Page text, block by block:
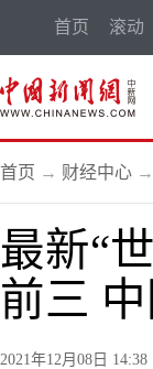
首页 滚动
首页 → 财经中心 →
最新“
前三
2021年12月08日